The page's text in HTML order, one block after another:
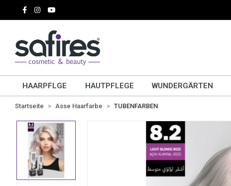
HAARPFLGE HAUTPFLEGE WUNDERGÄRTEN
Startseite Asse Haarfarbe TUBENFARBEN